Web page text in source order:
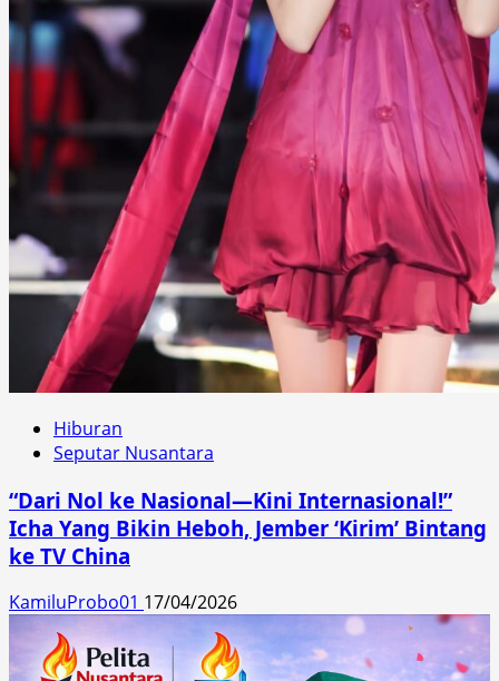
Hiburan
Seputar Nusantara
“Dari Nol ke Nasional—Kini Internasional!”
Icha Yang Bikin Heboh, Jember ‘Kirim’ Bintang
ke TV China
KamiluProbo01 17/04/2026